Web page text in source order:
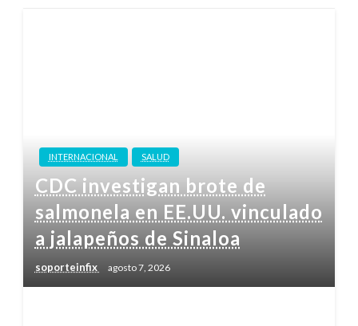
INTERNACIONAL SALUD
CDC investigan brote de
salmonela en EE.UU. vinculado
a jalapeños de Sinaloa
soporteinfix agosto 7, 2026